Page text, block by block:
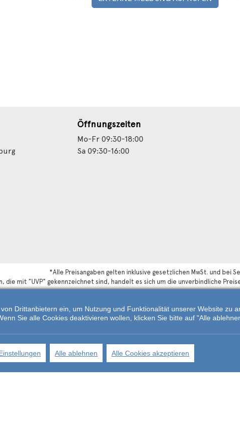
Öffnungszeiten
Mo-Fr 09:30-18:00
Sa 09:30-16:00
*Alle Preisangaben gelten inklusive gesetzlichen MwSt. und bei
die mit "UVP" gekennzeichnet sind, handelt es sich um die unverbindliche
Drittanbietern ein, um Nutzung und Funktionalität unserer Website zu
Sie alle Cookies deaktivieren wollen, klicken Sie bitte auf "Alle
Alle ablehnen Alle Cookies akzeptieren